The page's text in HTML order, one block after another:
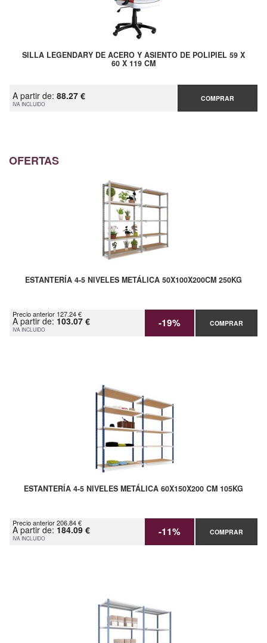
SILLA LEGENDARY DE ACERO Y ASIENTO DE POLIPIEL 59 X
60 X 119 CM
A partir de: 88.27 €
IVA INCLUIDO
COMPRAR
OFERTAS
ESTANTERÍA 4-5 NIVELES METÁLICA 50X100X200CM 250KG
Precio anterior 127.24 €
A partir de: 103.07 €
IVA INCLUIDO -19% COMPRAR
ESTANTERÍA 4-5 NIVELES METÁLICA 60X150X200 CM 105KG
Precio anterior 206.84 €
A partir de: 184.09 €
IVA INCLUIDO -11% COMPRAR